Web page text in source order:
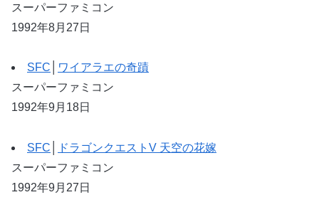
スーパーファミコン
1992年8月27日
SFC
ワイアラエの奇蹟
スーパーファミコン
1992年9月18日
SFC
ドラゴンクエストV 天空の花嫁
スーパーファミコン
1992年9月27日